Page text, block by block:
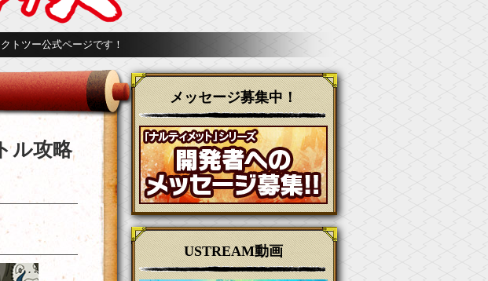
トツー公式ページです！
ル攻略
メッセージ募集中！
USTREAM動画